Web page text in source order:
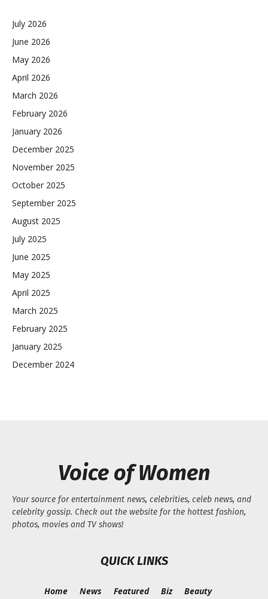
July 2026
June 2026
May 2026
April 2026
March 2026
February 2026
January 2026
December 2025
November 2025
October 2025
September 2025
August 2025
July 2025
June 2025
May 2025
April 2025
March 2025
February 2025
January 2025
December 2024
Voice of Women
Your source for entertainment news, celebrities, celeb news, and
celebrity gossip. Check out the website for the hottest fashion,
photos, movies and TV shows!
QUICK LINKS
Home News Featured Biz Beauty